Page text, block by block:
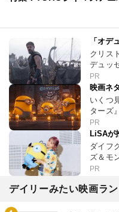
「オデ
クリス
デュッ
PR
映画ネ
いくつ
ターズ
PR
LiSAが
ダイフ
ズ＆モ
PR
デイリーみたい映画ラ